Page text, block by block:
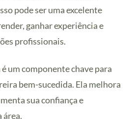
pode ser uma excelente
ganhar experiência e
profissionais.
um componente chave para
bem-sucedida. Ela melhora
sua confiança e
área.